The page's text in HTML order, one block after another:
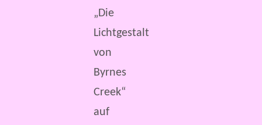
„Die
Lichtgestalt
von
Byrnes
Creek“
auf